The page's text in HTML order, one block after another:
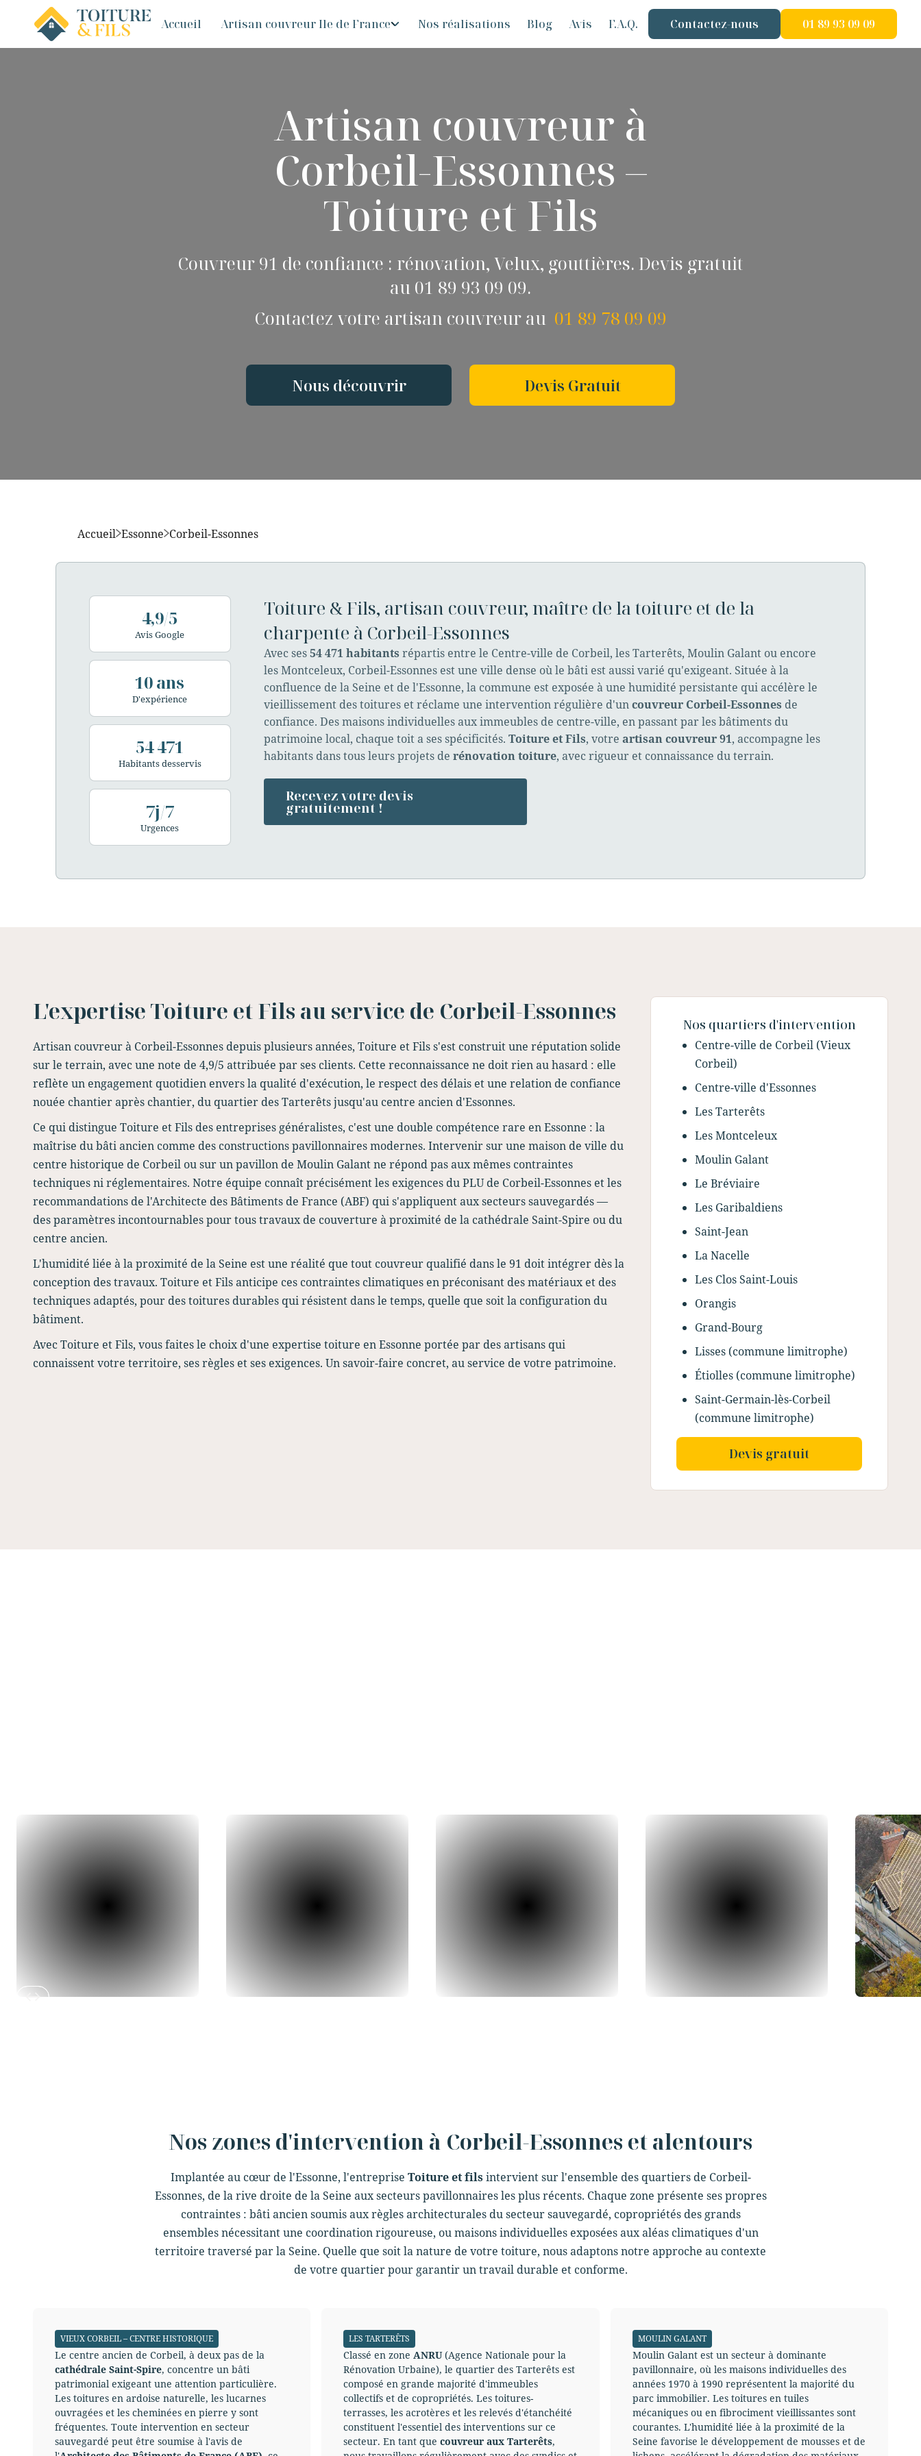
Accueil Artisan couvreur Ile de France Nos réalisations Blog Avis F.A.Q. Contactez-nous 01 89 93 09 09
Artisan couvreur à
Corbeil-Essonnes –
Toiture et Fils
Couvreur 91 de confiance : rénovation, Velux, gouttières. Devis gratuit
au 01 89 93 09 09.
Contactez votre artisan couvreur au 01 89 78 09 09
Nous découvrir Devis Gratuit
Accueil Essonne Corbeil-Essonnes
4,9/5
Avis Google
10 ans
D'expérience
54 471
Habitants desservis
7j/7
Urgences
Toiture & Fils, artisan couvreur, maître de la toiture et de la
charpente à Corbeil-Essonnes
Avec ses54 471 habitants répartis entre le Centre-ville de Corbeil, les Tarterêts, Moulin Galant ou encore
les Montceleux, Corbeil-Essonnes est une ville dense où le bâti est aussi varié qu'exigeant. Située à la
confluence de la Seine et de l'Essonne, la commune est exposée à une humidité persistante qui accélère le
vieillissement des toitures et réclame une intervention régulière d'uncouvreur Corbeil-Essonnes de
confiance. Des maisons individuelles aux immeubles de centre-ville, en passant par les bâtiments du
patrimoine local, chaque toit a ses spécificités. Toiture et Fils, votre artisan couvreur 91, accompagne les
habitants dans tous leurs projets de rénovation toiture, avec rigueur et connaissance du terrain.
Recevez votre devis
gratuitement !
L'expertise Toiture et Fils au service de Corbeil-Essonnes
Artisan couvreur à Corbeil-Essonnes depuis plusieurs années, Toiture et Fils s'est construit une réputation solide
sur le terrain, avec une note de 4,9/5 attribuée par ses clients. Cette reconnaissance ne doit rien au hasard : elle
reflète un engagement quotidien envers la qualité d'exécution, le respect des délais et une relation de confiance
nouée chantier après chantier, du quartier des Tarterêts jusqu'au centre ancien d'Essonnes.
Ce qui distingue Toiture et Fils des entreprises généralistes, c'est une double compétence rare en Essonne : la
maîtrise du bâti ancien comme des constructions pavillonnaires modernes. Intervenir sur une maison de ville du
centre historique de Corbeil ou sur un pavillon de Moulin Galant ne répond pas aux mêmes contraintes
techniques ni réglementaires. Notre équipe connaît précisément les exigences du PLU de Corbeil-Essonnes et les
recommandations de l'Architecte des Bâtiments de France (ABF) qui s'appliquent aux secteurs sauvegardés —
des paramètres incontournables pour tous travaux de couverture à proximité de la cathédrale Saint-Spire ou du
centre ancien.
L'humidité liée à la proximité de la Seine est une réalité que tout couvreur qualifié dans le 91 doit intégrer dès la
conception des travaux. Toiture et Fils anticipe ces contraintes climatiques en préconisant des matériaux et des
techniques adaptés, pour des toitures durables qui résistent dans le temps, quelle que soit la configuration du
bâtiment.
Avec Toiture et Fils, vous faites le choix d'une expertise toiture en Essonne portée par des artisans qui
connaissent votre territoire, ses règles et ses exigences. Un savoir-faire concret, au service de votre patrimoine.
Nos quartiers d'intervention
Centre-ville de Corbeil (Vieux
Corbeil)
Centre-ville d'Essonnes
Les Tarterêts
Les Montceleux
Moulin Galant
Le Bréviaire
Les Garibaldiens
Saint-Jean
La Nacelle
Les Clos Saint-Louis
Orangis
Grand-Bourg
Lisses (commune limitrophe)
Étiolles (commune limitrophe)
Saint-Germain-lès-Corbeil
(commune limitrophe)
Devis gratuit
Nos zones d'intervention à Corbeil-Essonnes et alentours
Implantée au cœur de l'Essonne, l'entreprise Toiture et fils intervient sur l'ensemble des quartiers de Corbeil-
Essonnes, de la rive droite de la Seine aux secteurs pavillonnaires les plus récents. Chaque zone présente ses propres
contraintes : bâti ancien soumis aux règles architecturales du secteur sauvegardé, copropriétés des grands
ensembles nécessitant une coordination rigoureuse, ou maisons individuelles exposées aux aléas climatiques d'un
territoire traversé par la Seine. Quelle que soit la nature de votre toiture, nous adaptons notre approche au contexte
de votre quartier pour garantir un travail durable et conforme.
VIEUX CORBEIL – CENTRE HISTORIQUE
Le centre ancien de Corbeil, à deux pas de la
cathédrale Saint-Spire, concentre un bâti
patrimonial exigeant une attention particulière.
Les toitures en ardoise naturelle, les lucarnes
ouvragées et les cheminées en pierre y sont
fréquentes. Toute intervention en secteur
sauvegardé peut être soumise à l'avis de
LES TARTERÊTS
Classé en zoneANRU(Agence Nationale pour la
Rénovation Urbaine), le quartier des Tarterêts est
composé en grande majorité d'immeubles
collectifs et de copropriétés. Les toitures-
terrasses, les acrotères et les relevés d'étanchéité
constituent l'essentiel des interventions sur ce
secteur. En tant quecouvreur aux Tarterêts,
MOULIN GALANT
Moulin Galant est un secteur à dominante
pavillonnaire, où les maisons individuelles des
années 1970 à 1990 représentent la majorité du
parc immobilier. Les toitures en tuiles
mécaniques ou en fibrociment vieillissantes sont
courantes. L'humidité liée à la proximité de la
Seine favorise le développement de mousses et de